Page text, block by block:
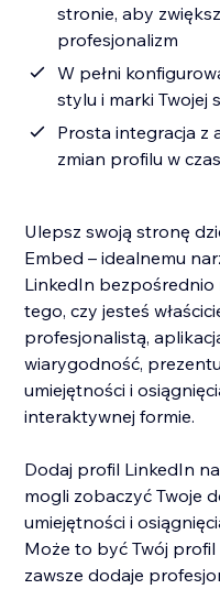
stronie, aby
profesjonalizm
W pełni
stylu i marki Twojej
Prosta integracja z
zmian profilu w
Ulepsz swoją stronę
Embed – idealnemu
LinkedIn bezpośrednio
tego, czy jesteś
profesjonalistą,
wiarygodność,
umiejętności i
interaktywnej formie.
Dodaj profil LinkedIn
mogli zobaczyć Twoje
umiejętności i
Może to być Twój
zawsze dodaje